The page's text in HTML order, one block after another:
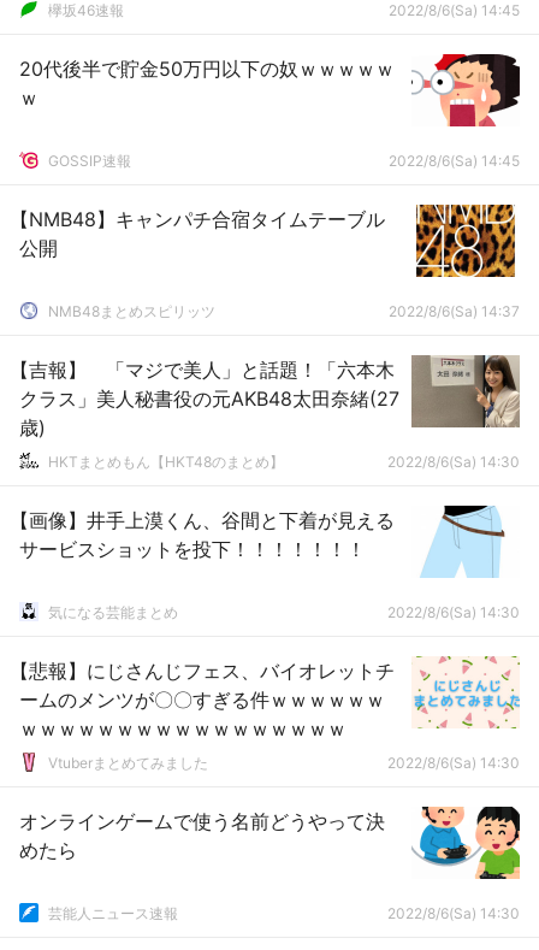
欅坂46速報 2022/8/6(Sa) 14:45
20代後半で貯金50万円以下の奴ｗｗｗｗｗ
ｗ
GOSSIP速報 2022/8/6(Sa) 14:45
【NMB48】キャンパチ合宿タイムテーブル
公開
NMB48まとめスピリッツ 2022/8/6(Sa) 14:37
【吉報】 「マジで美人」と話題！「六本木
クラス」美人秘書役の元AKB48太田奈緒(27
歳)
HKTまとめもん【HKT48のまとめ】 2022/8/6(Sa) 14:30
【画像】井手上漠くん、谷間と下着が見える
サービスショットを投下！！！！！！！
気になる芸能まとめ 2022/8/6(Sa) 14:30
【悲報】にじさんじフェス、バイオレットチ
ームのメンツが〇〇すぎる件ｗｗｗｗｗｗ
ｗｗｗｗｗｗｗｗｗｗｗｗｗｗｗｗｗ
Vtuberまとめてみました 2022/8/6(Sa) 14:30
オンラインゲームで使う名前どうやって決
めたら
芸能人ニュース速報 2022/8/6(Sa) 14:30